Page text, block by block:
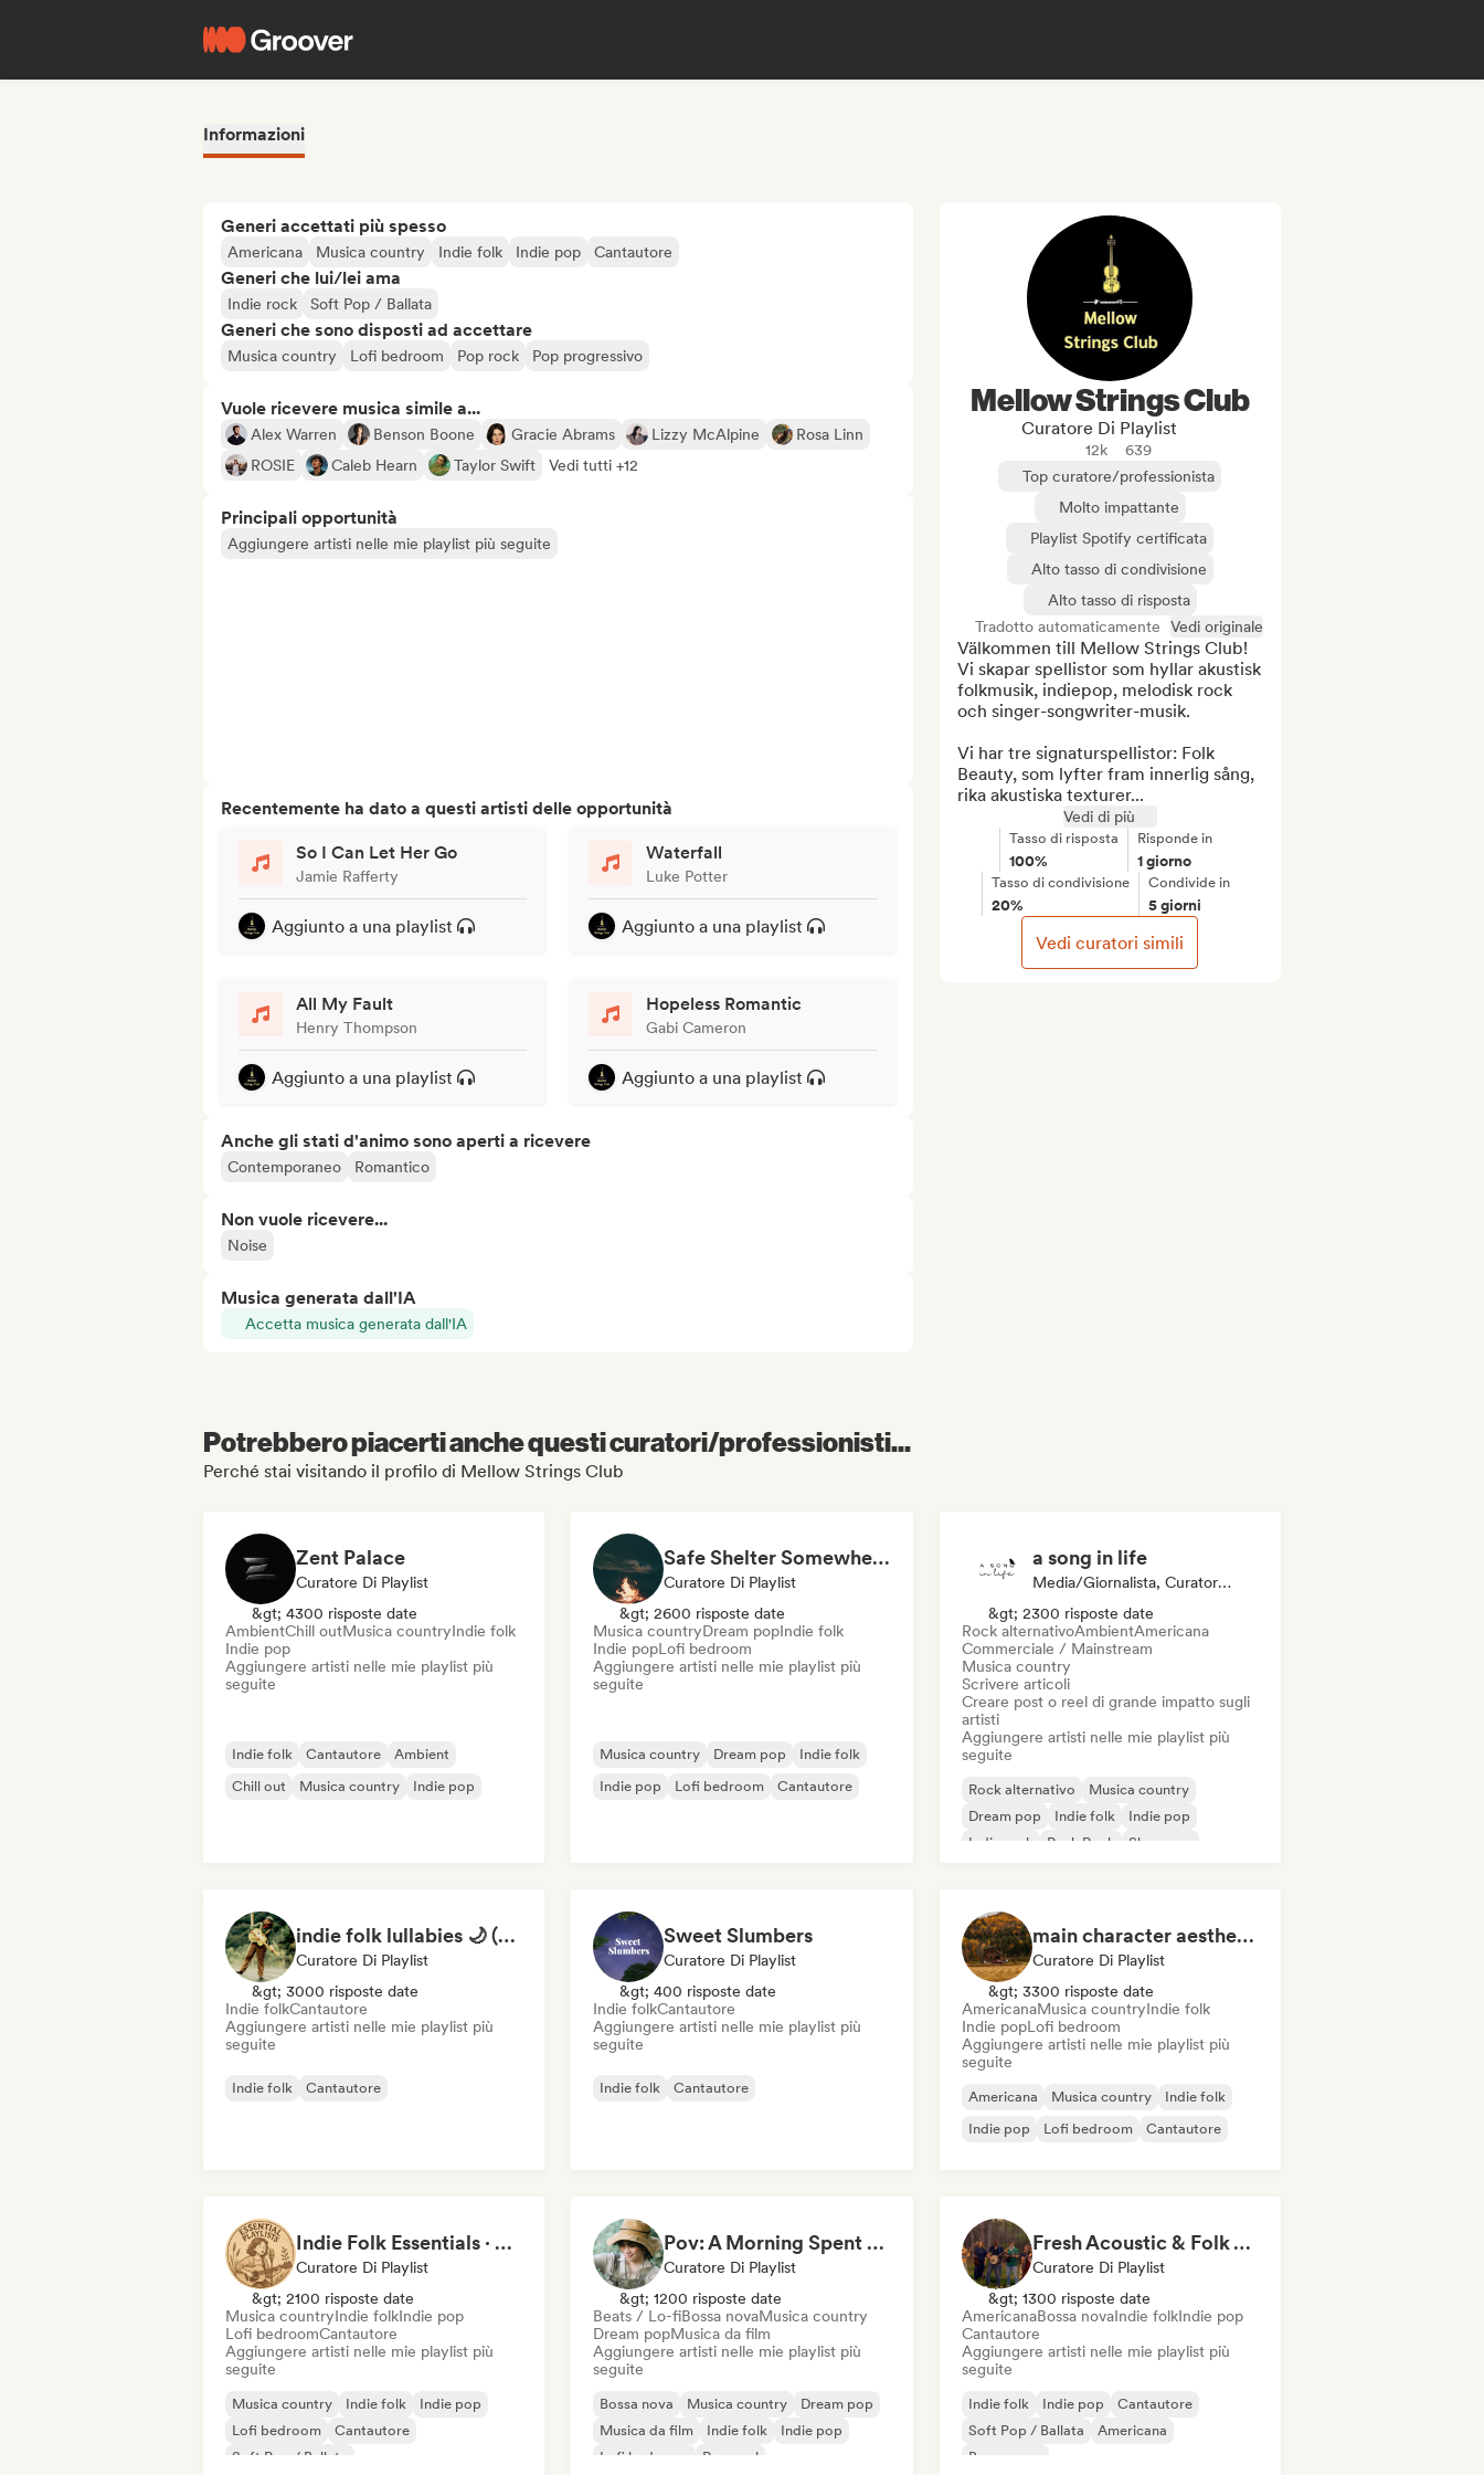
Informazioni
Generi accettati più spesso
Americana Musica country Indie folk Indie pop Cantautore
Generi che lui/lei ama
Indie rock Soft Pop / Ballata
Generi che sono disposti ad accettare
Musica country Lofi bedroom Pop rock Pop progressivo
Vuole ricevere musica simile a...
Alex Warren Benson Boone Gracie Abrams Lizzy McAlpine
Rosa Linn
ROSIE
Caleb Hearn Taylor Swift Vedi tutti +12
Principali opportunità
Aggiungere artisti nelle mie playlist più seguite
Recentemente ha dato a questi artisti delle opportunità
So I Can Let Her Go
Jamie Rafferty
Aggiunto a una playlist
Waterfall
Luke Potter
Aggiunto a una playlist
All My Fault
Henry Thompson
Aggiunto a una playlist
Hopeless Romantic
Gabi Cameron
Aggiunto a una playlist
Anche gli stati d'animo sono aperti a ricevere
Contemporaneo Romantico
Non vuole ricevere...
Noise
Musica generata dall'IA
Accetta musica generata dall'IA
Mellow Strings Club
Curatore Di Playlist
12k
639
Top curatore/professionista
Molto impattante
Playlist Spotify certificata
Alto tasso di condivisione
Alto tasso di risposta
Tradotto automaticamente
Vedi originale
Välkommen till Mellow Strings Club!
Vi skapar spellistor som hyllar akustisk
folkmusik, indiepop, melodisk rock
och singer-songwriter-musik.
Vi har tre signaturspellistor: Folk
Beauty, som lyfter fram innerlig sång,
rika akustiska texturer...
Vedi di più
Tasso di risposta
100%
Risponde in
1 giorno
Tasso di condivisione
20%
Condivide in
5 giorni
Vedi curatori simili
Potrebbero piacerti anche questi curatori/professionisti...
Perché stai visitando il profilo di Mellow Strings Club
Zent Palace
Curatore Di Playlist
&gt; 4300 risposte date
AmbientChill outMusica countryIndie folk
Indie pop
Aggiungere artisti nelle mie playlist più
seguite
Indie folk Cantautore
Ambient
Chill out
Musica country Indie pop
Safe Shelter Somewhere 🍂
Curatore Di Playlist
&gt; 2600 risposte date
Musica countryDream popIndie folk
Indie popLofi bedroom
Aggiungere artisti nelle mie playlist più
seguite
Musica country Dream pop
Indie folk
Indie pop
Lofi bedroom Cantautore
a song in life
Media/Giornalista, Curatore Di Playlist, Social Media Influencer
&gt; 2300 risposte date
Rock alternativoAmbientAmericana
Commerciale / Mainstream
Musica country
Scrivere articoli
Creare post o reel di grande impatto sugli
artisti
Aggiungere artisti nelle mie playlist più
seguite
Rock alternativo
Musica country
Dream pop
Indie folk
Indie pop
Indie rock
Punk Rock Shoegaze
indie folk lullabies 🌙 (by okay alright)
Curatore Di Playlist
&gt; 3000 risposte date
Indie folkCantautore
Aggiungere artisti nelle mie playlist più
seguite
Indie folk Cantautore
Sweet Slumbers
Curatore Di Playlist
&gt; 400 risposte date
Indie folkCantautore
Aggiungere artisti nelle mie playlist più
seguite
Indie folk Cantautore
main character aesthetic
Curatore Di Playlist
&gt; 3300 risposte date
AmericanaMusica countryIndie folk
Indie popLofi bedroom
Aggiungere artisti nelle mie playlist più
seguite
Americana Musica country
Indie folk
Indie pop
Lofi bedroom Cantautore
Indie Folk Essentials · by Essential Playlists
Curatore Di Playlist
&gt; 2100 risposte date
Musica countryIndie folkIndie pop
Lofi bedroomCantautore
Aggiungere artisti nelle mie playlist più
seguite
Musica country Indie folk
Indie pop
Lofi bedroom
Cantautore
Soft Pop / Ballata
Pov: A Morning Spent Nurturing My Garden
Curatore Di Playlist
&gt; 1200 risposte date
Beats / Lo-fiBossa novaMusica country
Dream popMusica da film
Aggiungere artisti nelle mie playlist più
seguite
Bossa nova Musica country
Dream pop
Musica da film
Indie folk
Indie pop
Lofi bedroom
Pop soul
Fresh Acoustic & Folk Vibes
Curatore Di Playlist
&gt; 1300 risposte date
AmericanaBossa novaIndie folkIndie pop
Cantautore
Aggiungere artisti nelle mie playlist più
seguite
Indie folk Indie pop
Cantautore
Soft Pop / Ballata
Americana
Bossa nova